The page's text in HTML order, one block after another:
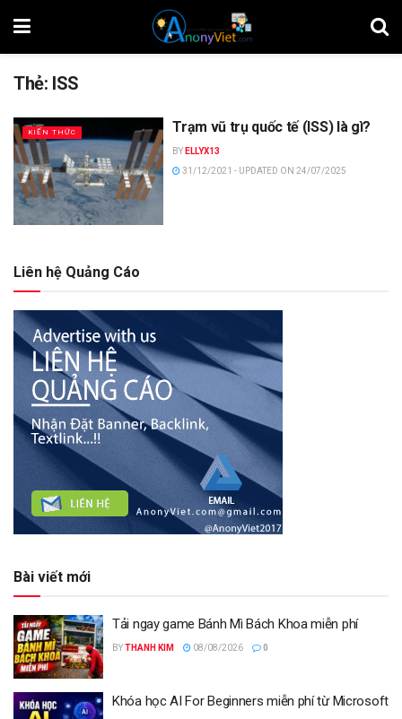
Thẻ: ISS
KIẾN THỨC Trạm vũ trụ quốc tế (ISS) là gì?
BY ELLYX13
31/12/2021 - UPDATED ON 24/07/2025
Liên hệ Quảng Cáo
Bài viết mới
Tải ngay game Bánh Mì Bách Khoa miễn phí
BYTHANH KIM 08/08/2026 0
Khóa học AI For Beginners miễn phí từ Microsoft